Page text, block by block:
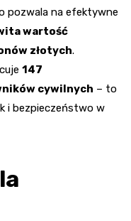
pozwala na efektywne
wartość
złotych.
147
cywilnych – to
i bezpieczeństwo w